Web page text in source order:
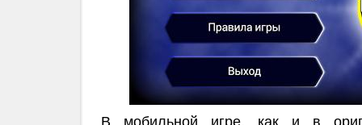
В мобильной игре, как и в